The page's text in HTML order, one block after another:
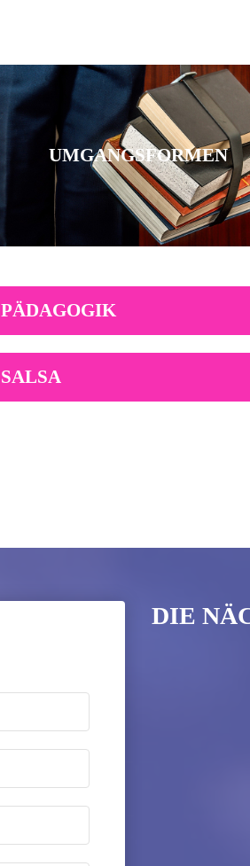
UMGANGSFORMEN
PÄDAGOGIK
SALSA
DIE